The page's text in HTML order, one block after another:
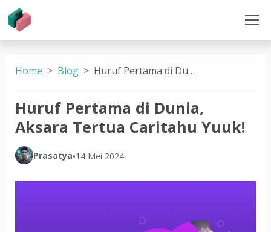
Home Blog Huruf Pertama di Dunia, Aksara Tertua Caritahu Yuuk!
Huruf Pertama di Dunia,
Aksara Tertua Caritahu Yuuk!
Prasatya•14 Mei 2024